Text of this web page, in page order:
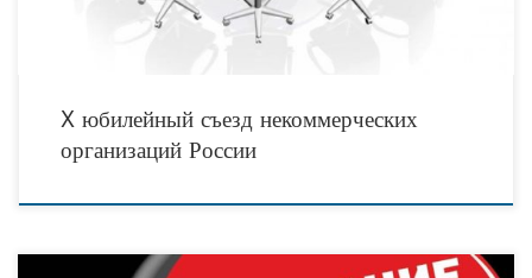
X юбилейный съезд некоммерческих
организаций России